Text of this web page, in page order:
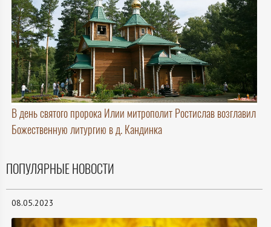
В день святого пророка Илии митрополит Ростислав возглавил
Божественную литургию в д. Кандинка
ПОПУЛЯРНЫЕ НОВОСТИ
08.05.2023